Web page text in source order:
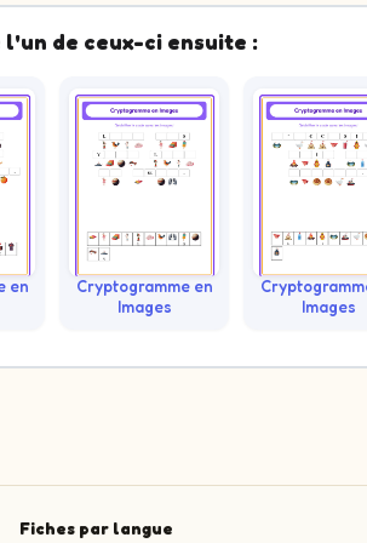
l'un de ceux-ci ensuite :
en
Cryptogramme en
Images
Images
Fiches par langue